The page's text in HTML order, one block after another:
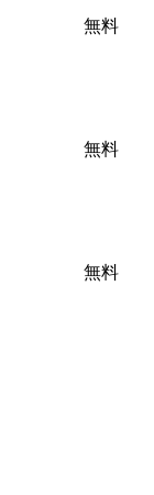
無料
無料
無料